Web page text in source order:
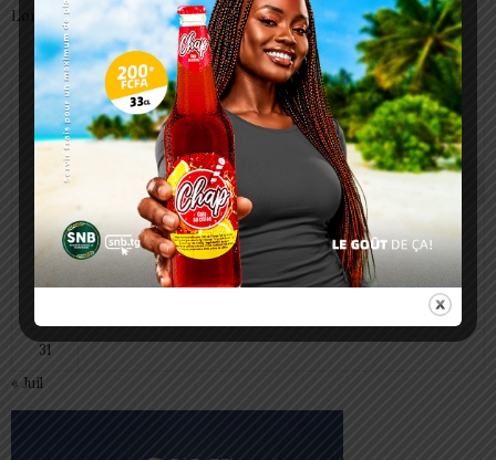
Lomé
août 2026
L M M J V S
1 2
5
12 13 14 16
17 18 19 21 22 23
30
31
« Juil